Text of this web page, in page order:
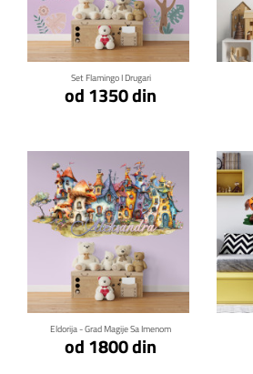
Set Flamingo I Drugari
od 1350 din
Klikni za detalje
Eldorija - Grad Magije Sa Imenom
od 1800 din
Klikni za detalje